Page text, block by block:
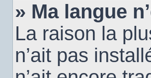
» Ma langue
La raison la
n’ait pas